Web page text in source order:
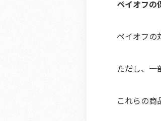
ペイオフの
ペイオフの
ただし、一
これらの商